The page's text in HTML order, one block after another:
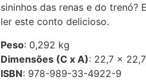
sininhos das renas e do trenó?
ler este conto delicioso.
Peso: 0,292 kg
Dimensões (C x A): 22,7 ×
ISBN: 978-989-33-4922-9